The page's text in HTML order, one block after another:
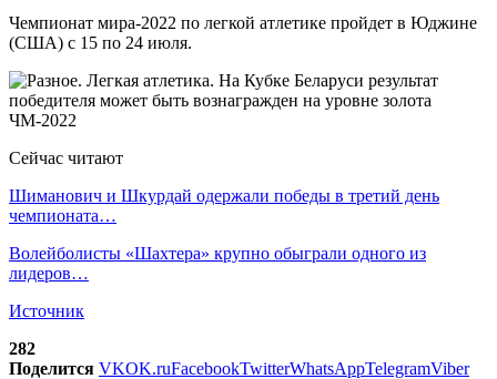
Чемпионат мира-2022 по легкой атлетике пройдет в Юджине
(США) с 15 по 24 июля.
Сейчас читают
Шиманович и Шкурдай одержали победы в третий день
чемпионата…
Волейболисты «Шахтера» крупно обыграли одного из
лидеров…
Источник
282
Поделится VKOK.ruFacebookTwitterWhatsAppTelegramViber